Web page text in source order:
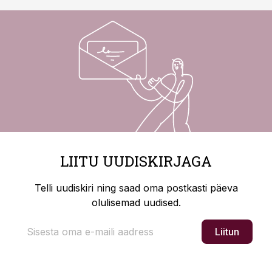
LIITU UUDISKIRJAGA
Telli uudiskiri ning saad oma postkasti päeva
olulisemad uudised.
Liitun